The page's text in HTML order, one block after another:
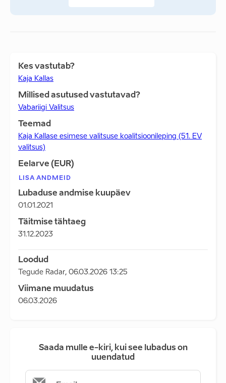
Kes vastutab?
Kaja Kallas
Millised asutused vastutavad?
Vabariigi Valitsus
Teemad
Kaja Kallase esimese valitsuse koalitsioonileping (51. EV
valitsus)
Eelarve (EUR)
LISA ANDMEID
Lubaduse andmise kuupäev
01.01.2021
Täitmise tähtaeg
31.12.2023
Loodud
Tegude Radar, 06.03.2026 13:25
Viimane muudatus
06.03.2026
Saada mulle e-kiri, kui see lubadus on
uuendatud